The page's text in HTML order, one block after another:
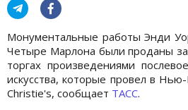
Монументальные работы Энди
Четыре Марлона были проданы
торгах произведениями
искусства, которые провел в
Christie's, сообщает ТАСС.